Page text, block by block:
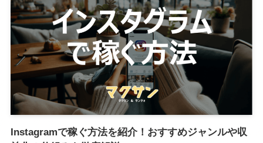
Instagramで稼ぐ方法を紹介！おすすめジャンルや収